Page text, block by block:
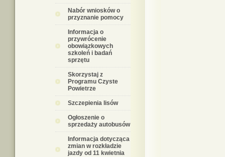
Nabór wniosków o
przyznanie pomocy
Informacja o
przywrócenie
obowiązkowych
szkoleń i badań
sprzętu
Skorzystaj z
Programu Czyste
Powietrze
Szczepienia lisów
Ogłoszenie o
sprzedaży autobusów
Informacja dotycząca
zmian w rozkładzie
jazdy od 11 kwietnia